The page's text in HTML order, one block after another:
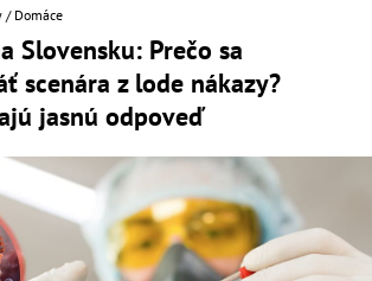
Domáce
Slovensku: Prečo sa
scenára z lode nákazy?
jasnú odpoveď